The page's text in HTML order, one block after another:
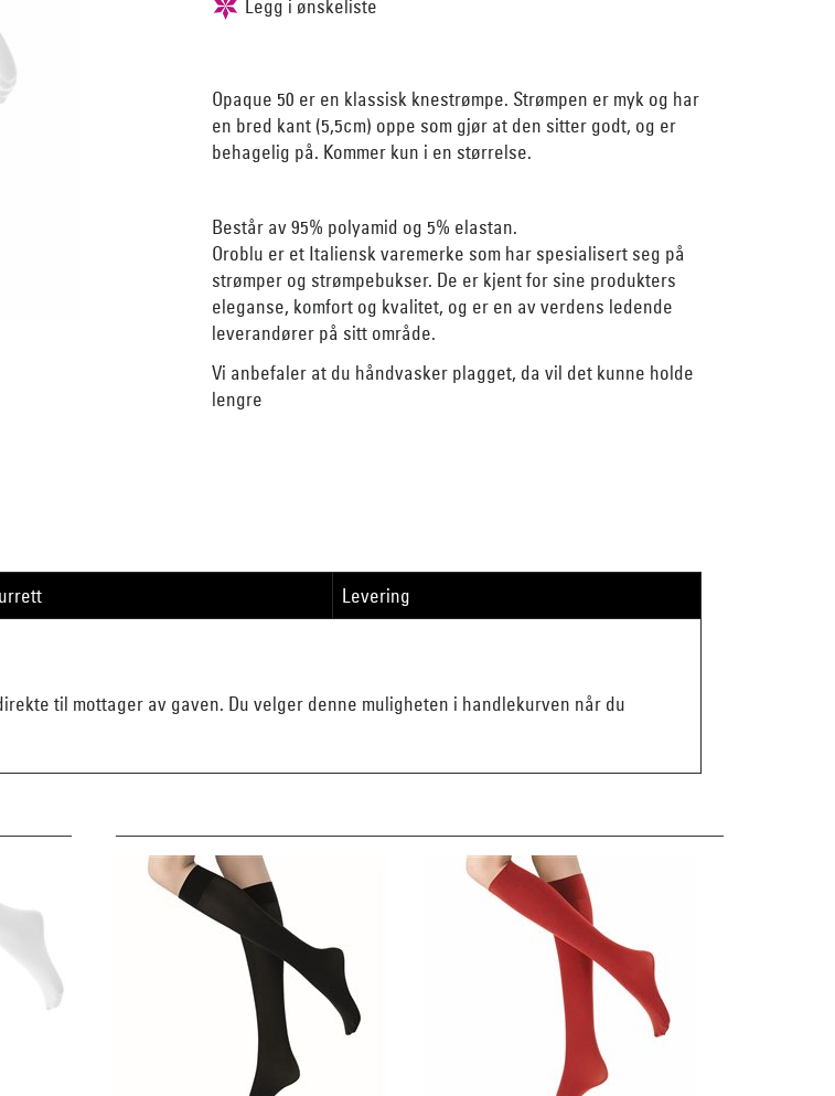
Opaque 50 er en klassisk knestrømpe. Strømpen er myk og har
en bred kant (5,5cm) oppe som gjør at den sitter godt, og er
behagelig på. Kommer kun i en størrelse.
Består av 95% polyamid og 5% elastan.
Oroblu er et Italiensk varemerke som har spesialisert seg på
strømper og strømpebukser. De er kjent for sine produkters
eleganse, komfort og kvalitet, og er en av verdens ledende
leverandører på sitt område.
Vi anbefaler at du håndvasker plagget, da vil det kunne holde
lengre
Levering
til mottager av gaven. Du velger denne muligheten i handlekurven når du